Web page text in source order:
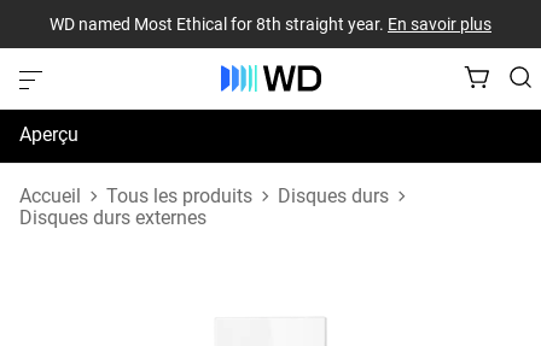
WD named Most Ethical for 8th straight year. En savoir plus
Aperçu
Caractéristiques techniques
Accueil Tous les produits
Disques durs
Disques durs externes